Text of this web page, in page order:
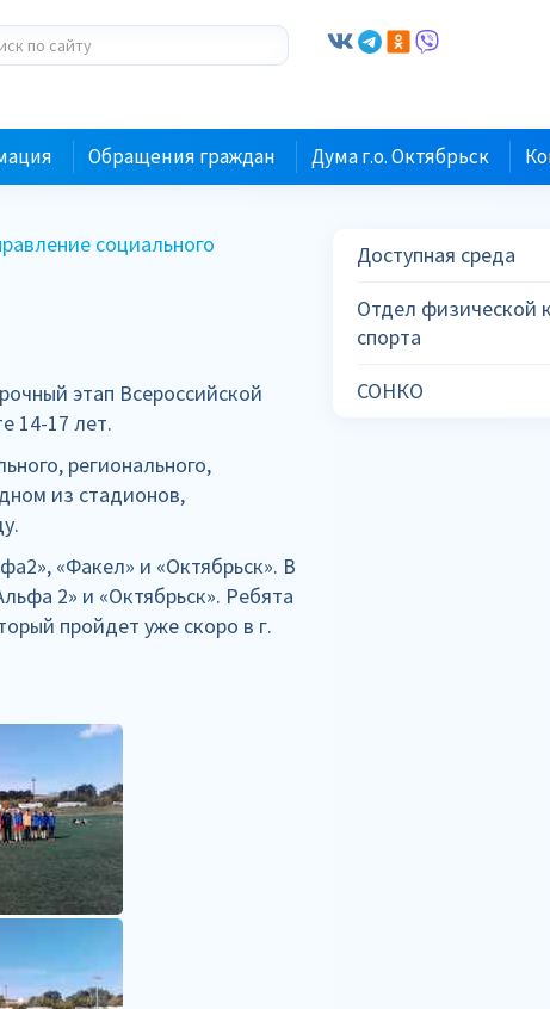
Обращения граждан Дума г.о. Октябрьск
социального
этап Всероссийской
14-17 лет.
регионального,
из стадионов,
«Факел» и «Октябрьск». В
2» и «Октябрьск». Ребята
пройдет уже скоро в г.
Доступная среда
Отдел физической
спорта
СОНКО